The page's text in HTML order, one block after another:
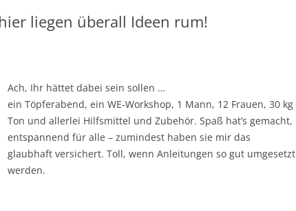
liegen überall Ideen rum!
Ach, Ihr hättet dabei sein sollen …
ein Töpferabend, ein WE-Workshop, 1 Mann, 12 Frauen, 30 kg
Ton und allerlei Hilfsmittel und Zubehör. Spaß hat’s gemacht,
entspannend für alle – zumindest haben sie mir das
glaubhaft versichert. Toll, wenn Anleitungen so gut umgesetzt
werden.